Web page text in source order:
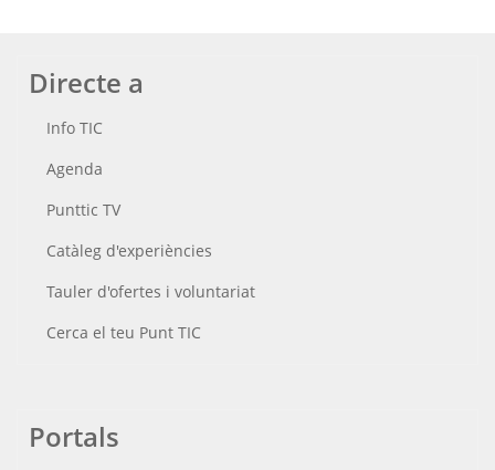
Directe a
Info TIC
Agenda
Punttic TV
Catàleg d'experiències
Tauler d'ofertes i voluntariat
Cerca el teu Punt TIC
Portals